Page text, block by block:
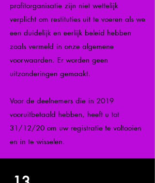
profitorganisatie zijn niet wettelijk
verplicht om restituties uit te voeren als we
een duidelijk en eerlijk beleid hebben
zoals vermeld in onze algemene
voorwaarden. Er worden geen
uitzonderingen gemaakt.
Voor de deelnemers die in 2019
vooruitbetaald hebben, heeft u tot
31/12/20 om uw registratie te voltooien
en in te wisselen.